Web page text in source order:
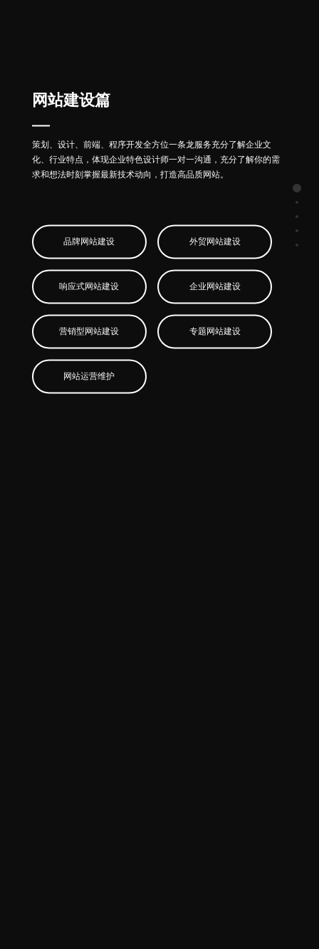
网站建设篇
策划、设计、前端、程序开发全方位一条龙服务充分了解企业文
化、行业特点，体现企业特色设计师一对一沟通，充分了解你的需
求和想法时刻掌握最新技术动向，打造高品质网站。
品牌网站建设 外贸网站建设
响应式网站建设 企业网站建设
营销型网站建设 专题网站建设
网站运营维护